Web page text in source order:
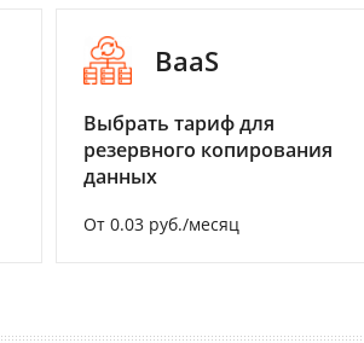
BaaS
Выбрать тариф для
резервного копирования
данных
От 0.03 руб./месяц